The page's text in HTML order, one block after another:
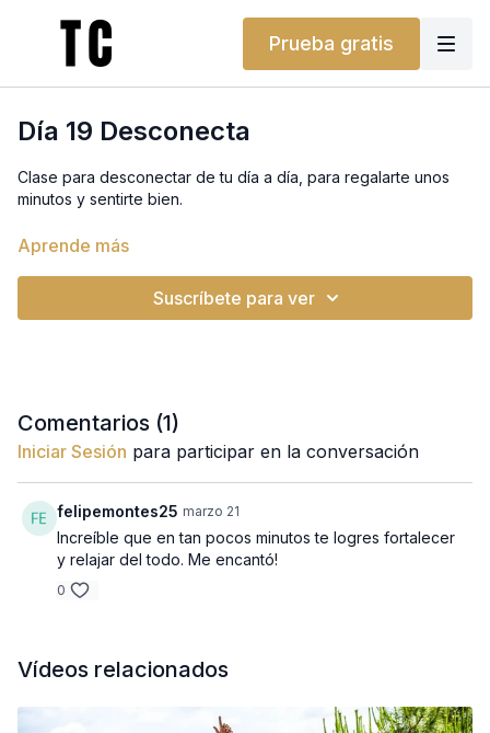
Prueba gratis
Día 19 Desconecta
Clase para desconectar de tu día a día, para regalarte unos
minutos y sentirte bien.
Te propongo varias posturas que vana ayudarte a
ayudar a relajar toda la parte baja de la espalda.
Aprende más
Suscríbete para ver
Comentarios (1)
Iniciar Sesión para participar en la conversación
felipemontes25 marzo 21
Increíble que en tan pocos minutos te logres fortalecer
y relajar del todo. Me encantó!
0
Vídeos relacionados